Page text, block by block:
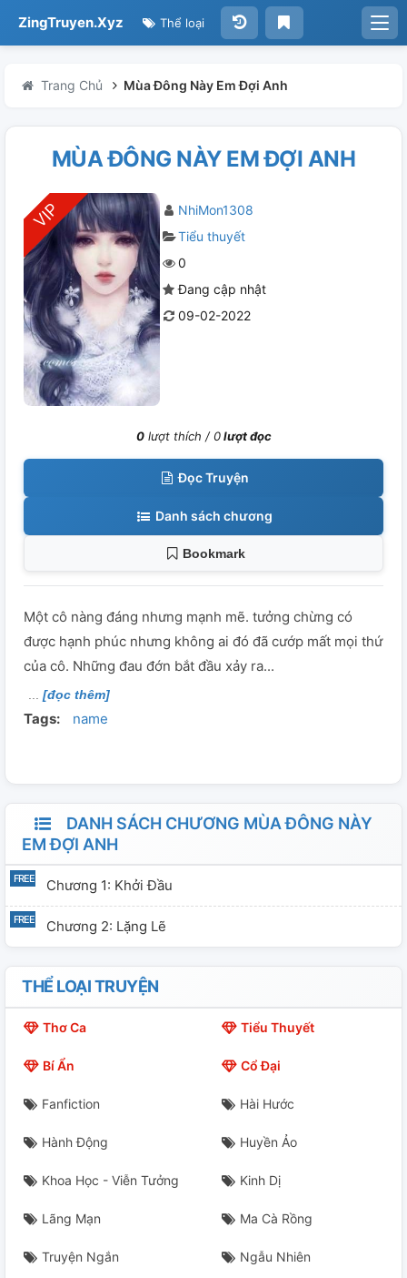
ZingTruyen.Xyz Thể loại
Trang Chủ Mùa Đông Này Em Đợi Anh
MÙA ĐÔNG NÀY EM ĐỢI ANH
NhiMon1308
Tiểu thuyết
0
Đang cập nhật
09-02-2022
0lượt thích /0lượt đọc
Đọc Truyện
Danh sách chương
Bookmark
Một cô nàng đáng nhưng mạnh mẽ. tưởng chừng có
được hạnh phúc nhưng không ai đó đã cướp mất mọi thứ
của cô. Những đau đớn bắt đầu xảy ra...
[đọc thêm]
Tags: name
DANH SÁCH CHƯƠNG MÙA ĐÔNG NÀY
EM ĐỢI ANH
Chương 1: Khởi Đầu
Chương 2: Lặng Lẽ
THỂ LOẠI TRUYỆN
Thơ Ca Tiểu Thuyết
Bí Ẩn Cổ Đại
Fanfiction Hài Hước
Hành Động Huyền Ảo
Khoa Học - Viễn Tưởng Kinh Dị
Lãng Mạn Ma Cà Rồng
Truyện Ngắn Ngẫu Nhiên